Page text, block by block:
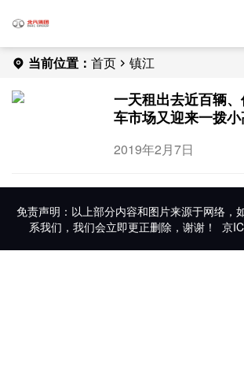
当前位置： 首页 镇江
一天租出去近百辆
车市场又迎来一拨
2019年2月7日
免责声明：以上部分内容和图片来源于网络，
系我们，我们会立即更正删除，谢谢！ 京